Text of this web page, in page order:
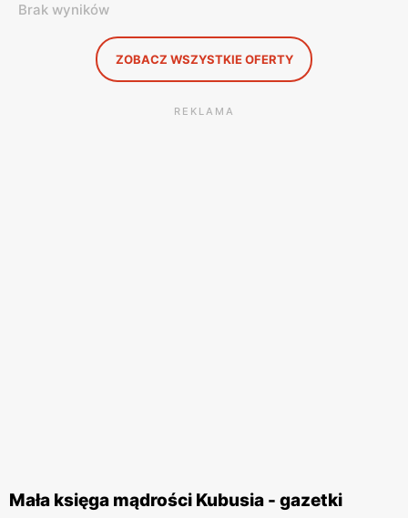
Brak wyników
ZOBACZ WSZYSTKIE OFERTY
REKLAMA
Mała księga mądrości Kubusia - gazetki